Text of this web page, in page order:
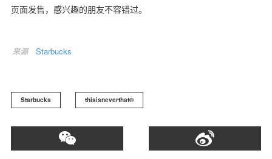
页面发售，感兴趣的朋友不容错过。
来源 Starbucks
Starbucks thisisneverthat®